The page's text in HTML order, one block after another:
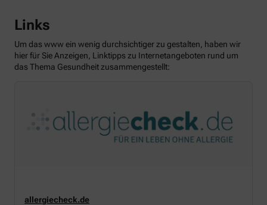
Links
Um das www ein wenig durchsichtiger zu gestalten, haben wir
hier für Sie Anzeigen, Linktipps zu Internetangeboten rund um
das Thema Gesundheit zusammengestellt:
allergiecheck.de